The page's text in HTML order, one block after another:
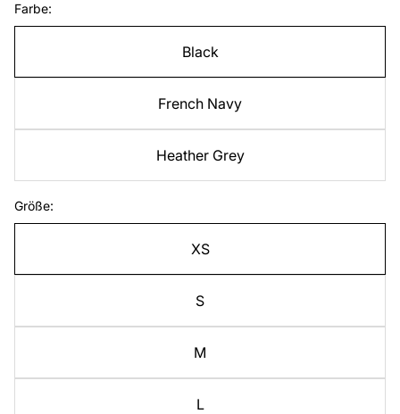
Farbe:
Black
French Navy
Heather Grey
Größe:
XS
S
M
L